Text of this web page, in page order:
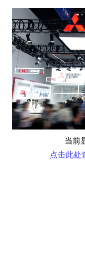
当前
点击此处